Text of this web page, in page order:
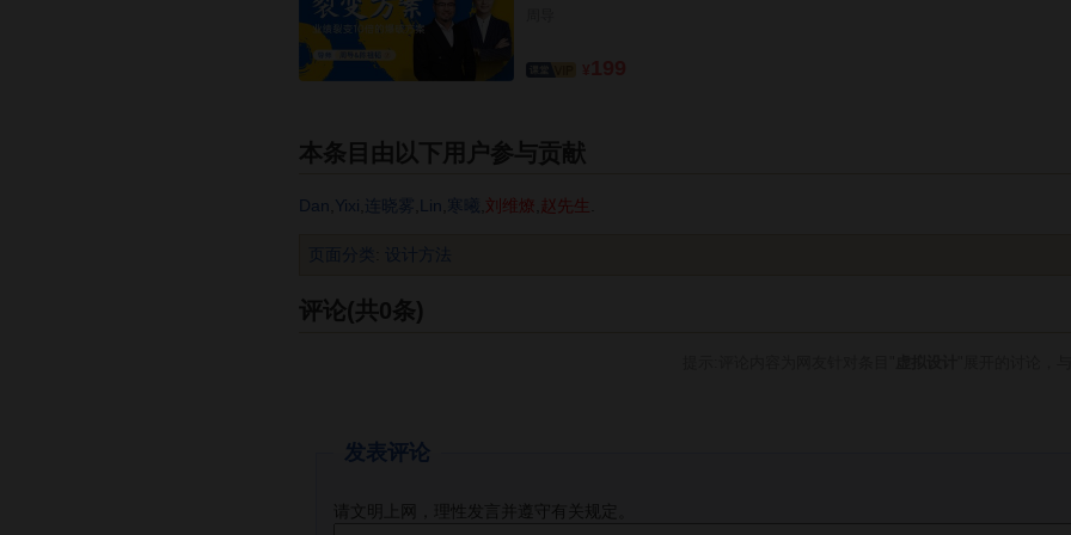
本条目由以下用户参与贡献
Dan Yixi 连晓雾 Lin 寒曦 刘维燎 赵先生
页面分类 设计方法
评论(共0条)
发表评论
请文明上网，理性发言并遵守有关规定。